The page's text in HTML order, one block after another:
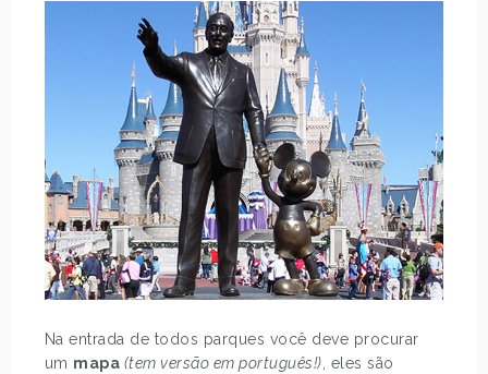
Na entrada de todos parques você deve procurar
um mapa (tem versão em português!), eles são